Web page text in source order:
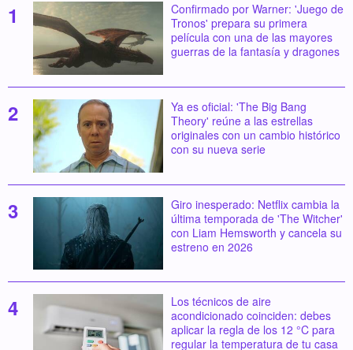
Confirmado por Warner: 'Juego de
Tronos' prepara su primera
película con una de las mayores
guerras de la fantasía y dragones
Ya es oficial: 'The Big Bang
Theory' reúne a las estrellas
originales con un cambio histórico
con su nueva serie
Giro inesperado: Netflix cambia la
última temporada de 'The Witcher'
con Liam Hemsworth y cancela su
estreno en 2026
Los técnicos de aire
acondicionado coinciden: debes
aplicar la regla de los 12 °C para
regular la temperatura de tu casa